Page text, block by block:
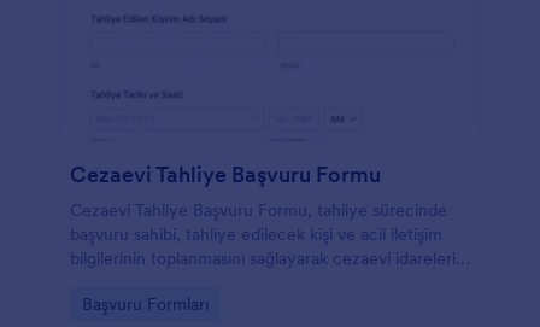
Cezaevi Tahliye Başvuru Formu
Cezaevi Tahliye Başvuru Formu, tahliye sürecinde
başvuru sahibi, tahliye edilecek kişi ve acil iletişim
bilgilerinin toplanmasını sağlayarak cezaevi idareleri
kolaylaştırır.
Go to Category:
Başvuru Formları